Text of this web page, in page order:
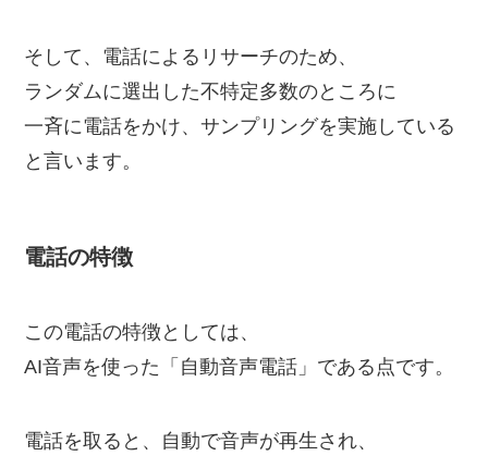
そして、電話によるリサーチのため、
ランダムに選出した不特定多数のところに
一斉に電話をかけ、サンプリングを実施している
と言います。
電話の特徴
この電話の特徴としては、
AI音声を使った「自動音声電話」である点です。
電話を取ると、自動で音声が再生され、